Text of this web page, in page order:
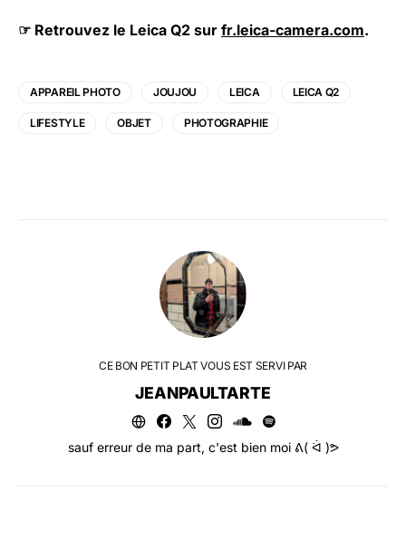
☞ Retrouvez le Leica Q2 sur fr.leica-camera.com.
APPAREIL PHOTO JOUJOU LEICA LEICA Q2
LIFESTYLE OBJET PHOTOGRAPHIE
CE BON PETIT PLAT VOUS EST SERVI PAR
JEANPAULTARTE
sauf erreur de ma part, c'est bien moi ᕕ( ᐛ )ᕗ